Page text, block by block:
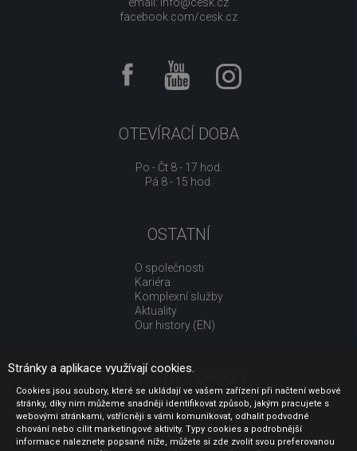
facebook.com/cesk.cz
OTEVÍRACÍ DOBA
Po - Čt 8 - 17 hod.
Pá 8 - 15 hod.
OSTATNÍ
O společnosti
Kariéra
Komplexní služby
Aktuality
Our history (EN)
UŽITEČNÉ ODKAZY
Jak nakupovat
Obchodní podmínky
GDPR - ochrana osobních údajů
Stránky a aplikace využívají cookies.
Cookies jsou soubory, které se ukládají ve vašem zařízení při načtení webové
stránky, díky nim můžeme snadněji identifikovat způsob, jakým pracujete s
webovými stránkami, vstřícněji s vámi komunikovat, odhalit podvodné
chování nebo cílit marketingové aktivity. Typy cookies a podrobnější
informace naleznete popsané níže, můžete si zde zvolit svou preferovanou